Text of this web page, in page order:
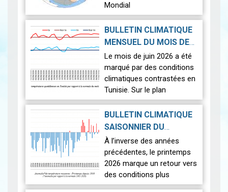
Mondial
Le 12 août 2026, la Terre
connaîtra l'un des
astronomiques les plus
spectaculaires : une…
BULLETIN CLIMATIQUE
MENSUEL DU MOIS DE
JUIN 2026 |2026-07-14
Le mois de juin 2026 a été
marqué par des conditions
climatiques contrastées en
Tunisie. Sur le plan
thermique, des
températures supérieures
aux normales ont été
observées sur l'en…
BULLETIN CLIMATIQUE
SAISONNIER DU
PRINTEMPS 2026|
2026-07-02
À l’inverse des années
précédentes, le printemps
2026 marque un retour vers
des conditions plus
proches de la normale,